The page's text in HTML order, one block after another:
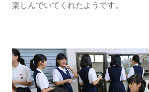
楽しんでいてくれたようです。